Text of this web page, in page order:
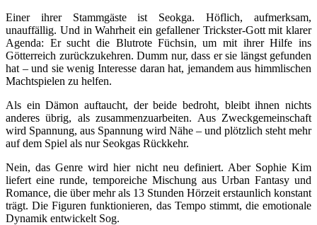
Einer ihrer Stammgäste ist Seokga. Höflich, aufmerksam,
unauffällig. Und in Wahrheit ein gefallener Trickster-Gott mit klarer
Agenda: Er sucht die Blutrote Füchsin, um mit ihrer Hilfe ins
Götterreich zurückzukehren. Dumm nur, dass er sie längst gefunden
hat – und sie wenig Interesse daran hat, jemandem aus himmlischen
Machtspielen zu helfen.
Als ein Dämon auftaucht, der beide bedroht, bleibt ihnen nichts
anderes übrig, als zusammenzuarbeiten. Aus Zweckgemeinschaft
wird Spannung, aus Spannung wird Nähe – und plötzlich steht mehr
auf dem Spiel als nur Seokgas Rückkehr.
Nein, das Genre wird hier nicht neu definiert. Aber Sophie Kim
liefert eine runde, temporeiche Mischung aus Urban Fantasy und
Romance, die über mehr als 13 Stunden Hörzeit erstaunlich konstant
trägt. Die Figuren funktionieren, das Tempo stimmt, die emotionale
Dynamik entwickelt Sog.